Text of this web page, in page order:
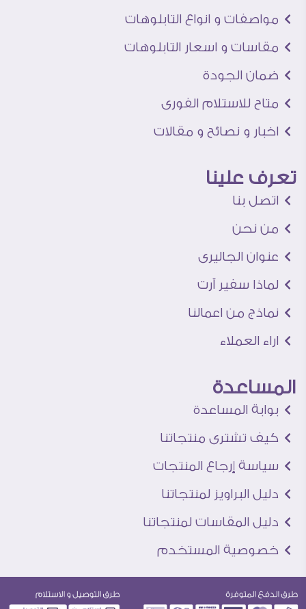
مواصفات و انواع التابلوهات
مقاسات و اسعار التابلوهات
ضمان الجودة
متاح للاستلام الفورى
اخبار و نصائح و مقالات
تعرف علينا
اتصل بنا
من نحن
عنوان الجاليرى
لماذا سفير آرت
نماذج من اعمالنا
اراء العملاء
المساعدة
بوابة المساعدة
كيف تشترى منتجاتنا
سياسة إرجاع المنتجات
دليل البراويز لمنتجاتنا
دليل المقاسات لمنتجاتنا
خصوصية المستخدم